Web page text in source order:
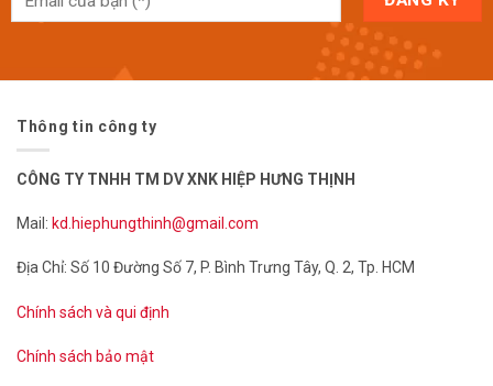
Thông tin công ty
CÔNG TY TNHH TM DV XNK HIỆP HƯNG THỊNH
Mail: kd.hiephungthinh@gmail.com
Địa Chỉ: Số 10 Đường Số 7, P. Bình Trưng Tây, Q. 2, Tp. HCM
Chính sách và qui định
Chính sách bảo mật